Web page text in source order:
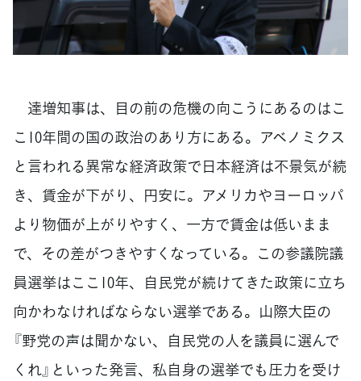
達増知事は、目の前の危機の向こうにあるのはこ
こ10年間の国の政治のあり方にある。アベノミクス
と言われる異常な経済政策で日本経済は不景気が続
き、賃金が下がり、円安に。アメリカやヨーロッパ
より物価が上がりやすく、一方で賃金は低いまま
で、その差がつきやすくなっている。この参議院議
員選挙はここ10年、自民党が続けてきた政策に立ち
向かわなければならない選挙である。山際大臣の
『野党の声は聞かない、自民党の人を議員に選んで
くれ』といった発言、私自身の選挙でも圧力を受け